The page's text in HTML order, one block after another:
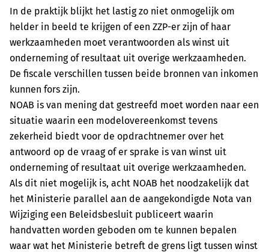
In de praktijk blijkt het lastig zo niet onmogelijk om
helder in beeld te krijgen of een ZZP-er zijn of haar
werkzaamheden moet verantwoorden als winst uit
onderneming of resultaat uit overige werkzaamheden.
De fiscale verschillen tussen beide bronnen van inkomen
kunnen fors zijn.
NOAB is van mening dat gestreefd moet worden naar een
situatie waarin een modelovereenkomst tevens
zekerheid biedt voor de opdrachtnemer over het
antwoord op de vraag of er sprake is van winst uit
onderneming of resultaat uit overige werkzaamheden.
Als dit niet mogelijk is, acht NOAB het noodzakelijk dat
het Ministerie parallel aan de aangekondigde Nota van
Wijziging een Beleidsbesluit publiceert waarin
handvatten worden geboden om te kunnen bepalen
waar wat het Ministerie betreft de grens ligt tussen winst